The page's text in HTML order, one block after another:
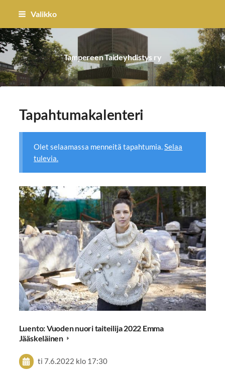
Siirry
sisältöön
Valikko
Tampereen Taideyhdistys ry
Tapahtumakalenteri
Olet selaamassa menneitä tapahtumia.Selaa
tulevia.
Luento: Vuoden nuori taiteilija 2022 Emma
Jääskeläinen
ti 7.6.2022 klo 17:30